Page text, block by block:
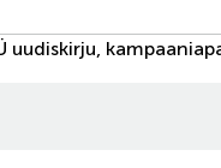
uudiskirju,